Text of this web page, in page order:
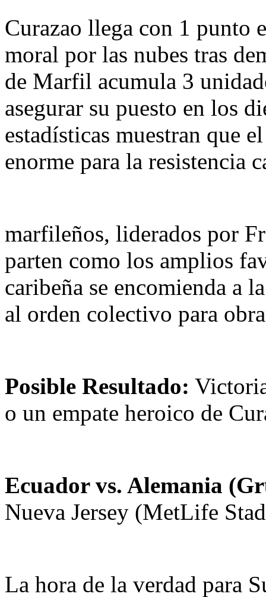
Curazao llega con 1 punto
moral por las nubes tras
de Marfil acumula 3
asegurar su puesto en los
estadísticas muestran que
enorme para la resistencia
marfileños, liderados por
parten como los amplios
caribeña se encomienda a
al orden colectivo para
Posible Resultado:
o un empate heroico de
Ecuador vs. Alemania
Nueva Jersey (MetLife
La hora de la verdad para